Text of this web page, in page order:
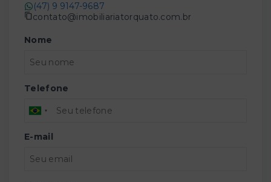
(47) 9 9147-9687
contato@imobiliariatorquato.com.br
Nome
Telefone
E-mail